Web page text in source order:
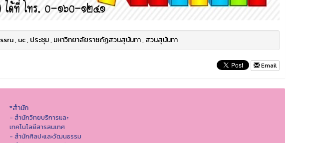
ssru,uc,ประชุม,มหาวิทยาลัยราชภัฏสวนสุนันทา,สวนสุนันทา
Email
*สำนัก
- สำนักวิทยบริการและ
เทคโนโลยีสารสนเทศ
- สํานักศิลปะและวัฒนธรรม